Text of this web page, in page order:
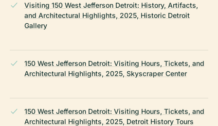
Visiting 150 West Jefferson Detroit: History, Artifacts,
and Architectural Highlights, 2025, Historic Detroit
Gallery
150 West Jefferson Detroit: Visiting Hours, Tickets, and
Architectural Highlights, 2025, Skyscraper Center
150 West Jefferson Detroit: Visiting Hours, Tickets, and
Architectural Highlights, 2025, Detroit History Tours